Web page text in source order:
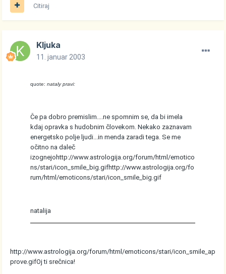
Citiraj
Kljuka
11. januar 2003
quote: nataly pravi:
Če pa dobro premislim....ne spomnim se, da bi imela
kdaj opravka s hudobnim človekom. Nekako zaznavam
energetsko polje ljudi...in menda zaradi tega. Se me
očitno na daleč
izognejohttp://www.astrologija.org/forum/html/emotico
ns/stari/icon_smile_big.gifhttp://www.astrologija.org/fo
rum/html/emoticons/stari/icon_smile_big.gif
natalija
http://www.astrologija.org/forum/html/emoticons/stari/icon_smile_ap
prove.gifOj ti srečnica!